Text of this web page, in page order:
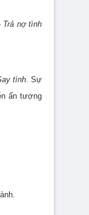
Trả nợ tình
tình. Sự
ấn tượng